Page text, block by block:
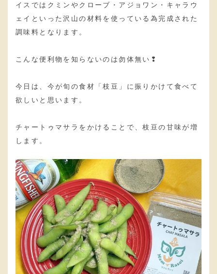
イスではクミンやクローブ・アジョワン・キャラウ
ェイといった沢山の材料を使っている為完成された
調味料となります。
こんな便利物を知らないのは勿体無い❢
今日は、今が旬の食材「枝豆」に振りかけて食べて
欲しいと思います。
チャートゥマサラをかけることで、枝豆の甘味が増
します。